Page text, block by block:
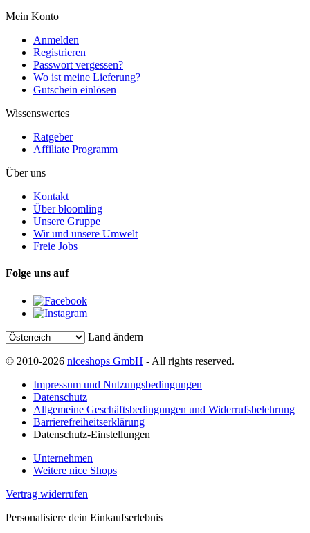
Mein Konto
Anmelden
Registrieren
Passwort vergessen?
Wo ist meine Lieferung?
Gutschein einlösen
Wissenswertes
Ratgeber
Affiliate Programm
Über uns
Kontakt
Über bloomling
Unsere Gruppe
Wir und unsere Umwelt
Freie Jobs
Folge uns auf
Land ändern
© 2010-2026 niceshops GmbH - All rights reserved.
Impressum und Nutzungsbedingungen
Datenschutz
Allgemeine Geschäftsbedingungen und Widerrufsbelehrung
Barrierefreiheitserklärung
Datenschutz-Einstellungen
Unternehmen
Weitere nice Shops
Vertrag widerrufen
Personalisiere dein Einkaufserlebnis